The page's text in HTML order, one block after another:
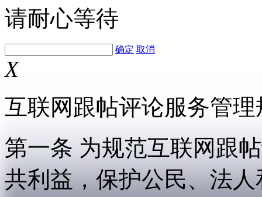
请耐心等待
确定 取消
X
互联网跟帖评论服务管理
第一条 为规范互联网跟
共利益，保护公民、法